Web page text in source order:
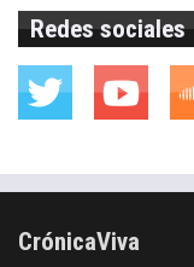
Redes sociales
CrónicaViva